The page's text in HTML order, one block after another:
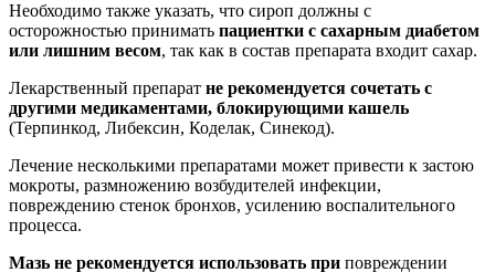
Необходимо также указать, что сироп должны с
осторожностью принимать пациентки с сахарным диабетом
или лишним весом, так как в состав препарата входит сахар.
Лекарственный препарат не рекомендуется сочетать с
другими медикаментами, блокирующими кашель
(Терпинкод, Либексин, Коделак, Синекод).
Лечение несколькими препаратами может привести к застою
мокроты, размножению возбудителей инфекции,
повреждению стенок бронхов, усилению воспалительного
процесса.
Мазь не рекомендуется использовать при повреждении